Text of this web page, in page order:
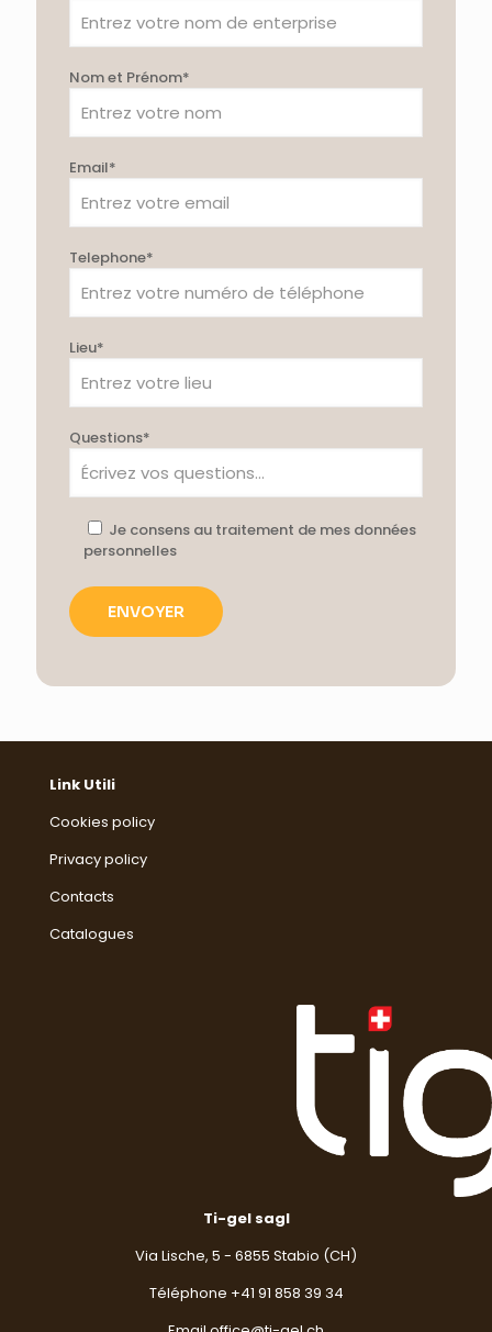
Nom et Prénom*
Email*
Telephone*
Lieu*
Questions*
Je consens au traitement de mes données
personnelles
Link Utili
Cookies policy
Privacy policy
Contacts
Catalogues
Ti-gel sagl
Via Lische, 5 - 6855 Stabio (CH)
Téléphone +41 91 858 39 34